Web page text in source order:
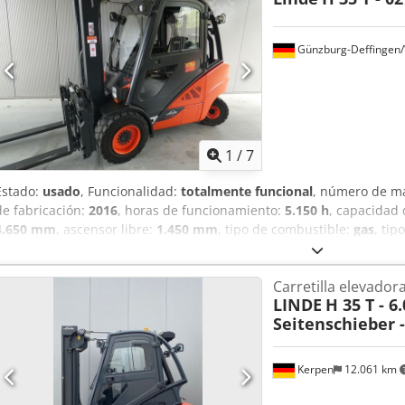
1 /7
Günzburg-
usado, Funcionalidad: totalmente funcional, número de
fabricación: 2016, horas de funcionamiento: 5.150 h, capacidad
mm, ascensor libre: 1.450 mm, tipo de combustible: gas,
, tipo de
(GLP) Número de bastidor: H2X393G015.. Centro de carga: 500
Tipo de mástil: Triplex Estado: Lista para usar y completamente
Estado técnico: muy bueno Tipo de neumáticos delanteros: Goma
delanteros: Nuevos Tipo de neumáticos traseros: Goma maciza
Desplazador lateral, posicionador de horquillas, 3ª válvula, 4ª
Kerpen 12.061 km
Carretilla
LINDE H 35 T -
Seitenschieber -